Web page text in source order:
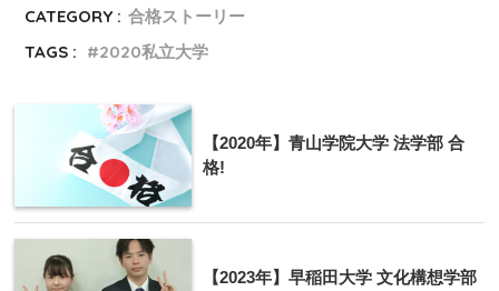
CATEGORY : 合格ストーリー
TAGS :
2020私立大学
【2020年】青山学院大学 法学部 合
格!
【2023年】早稲田大学 文化構想学部